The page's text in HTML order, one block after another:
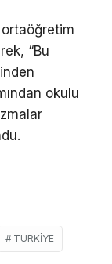
ortaöğretim
“Bu
okulu
TÜRKIYE